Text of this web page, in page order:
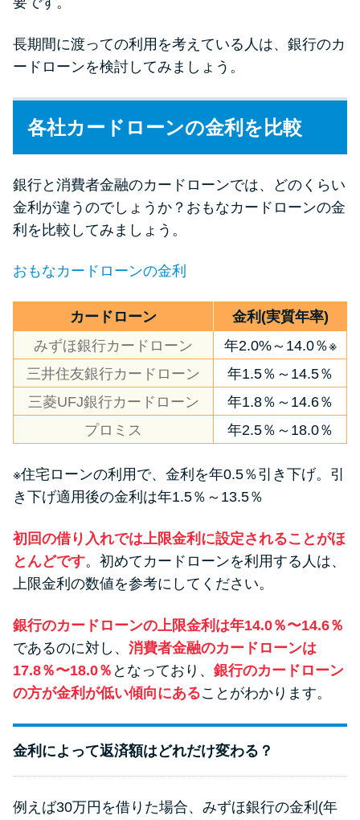
を解説
てはいけない理由と借りた場合
の対処法
安や審査に通らない理由
ブラックでもお金を借りるに
は？3つの判断基準と工面法
アコムはブラックでも審査に通
る？ 自分がブラックか確かめる
方法
アコムとレイクどっちがいい
の？ カードローンの選び方を徹
底解説！
プロミスの返済方法を徹底解
方法はどれ？
年収が低い＆他社借入があると
落ちる？バンクイックの口コミ
せ方法
長期間に渡っての利用を考えている人は、銀行のカ
ードローンを検討してみましょう。
各社カードローンの金利を比較
銀行と消費者金融のカードローンでは、どのくらい
金利が違うのでしょうか？おもなカードローンの金
利を比較してみましょう。
おもなカードローンの金利
カードローン
金利(実質年率)
みずほ銀行カードローン
年2.0%～14.0％※
三井住友銀行カードローン
年1.5％～14.5％
三菱UFJ銀行カードローン
年1.8％～14.6％
プロミス
年2.5％～18.0％
※住宅ローンの利用で、金利を年0.5％引き下げ。引
き下げ適用後の金利は年1.5％～13.5％
初回の借り入れでは上限金利に設定されることがほ
とんどです。初めてカードローンを利用する人は、
上限金利の数値を参考にしてください。
銀行のカードローンの上限金利は年14.0％〜14.6％
であるのに対し、 消費者金融のカードローンは
17.8％〜18.0％ となっており、 銀行のカードローン
の方が金利が低い傾向にあることがわかります。
金利によって返済額はどれだけ変わる？
例えば30万円を借りた場合、みずほ銀行の金利(年